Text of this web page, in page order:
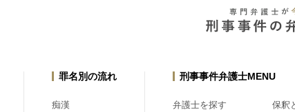
罪名別の流れ
痴漢
刑事事件弁護士MENU
弁護士を探す 保釈